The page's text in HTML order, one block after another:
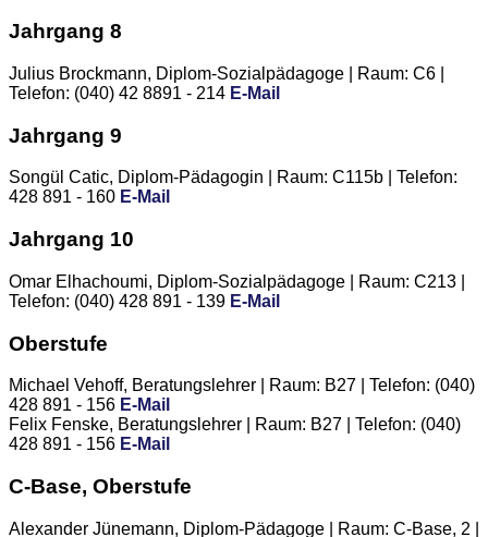
Jahrgang 8
Julius Brockmann, Diplom-Sozialpädagoge | Raum: C6 |
Telefon: (040) 42 8891 - 214 E-Mail
Jahrgang 9
Songül Catic, Diplom-Pädagogin | Raum: C115b | Telefon:
428 891 - 160 E-Mail
Jahrgang 10
Omar Elhachoumi, Diplom-Sozialpädagoge | Raum: C213 |
Telefon: (040) 428 891 - 139 E-Mail
Oberstufe
Michael Vehoff, Beratungslehrer | Raum: B27 | Telefon: (040)
428 891 - 156 E-Mail
Felix Fenske, Beratungslehrer | Raum: B27 | Telefon: (040)
428 891 - 156 E-Mail
C-Base, Oberstufe
Alexander Jünemann, Diplom-Pädagoge | Raum: C-Base, 2 |